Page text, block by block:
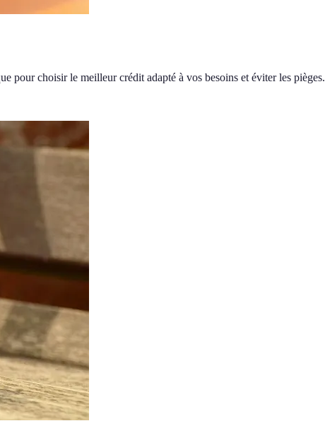
pour choisir le meilleur crédit adapté à vos besoins et éviter les pièges.